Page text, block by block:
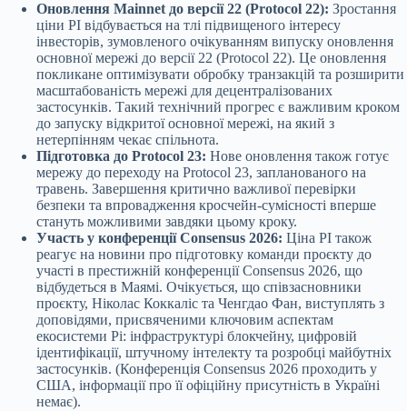
Оновлення Mainnet до версії 22 (Protocol 22): Зростання
ціни PI відбувається на тлі підвищеного інтересу
інвесторів, зумовленого очікуванням випуску оновлення
основної мережі до версії 22 (Protocol 22). Це оновлення
покликане оптимізувати обробку транзакцій та розширити
масштабованість мережі для децентралізованих
застосунків. Такий технічний прогрес є важливим кроком
до запуску відкритої основної мережі, на який з
нетерпінням чекає спільнота.
Підготовка до Protocol 23: Нове оновлення також готує
мережу до переходу на Protocol 23, запланованого на
травень. Завершення критично важливої перевірки
безпеки та впровадження кросчейн-сумісності вперше
стануть можливими завдяки цьому кроку.
Участь у конференції Consensus 2026: Ціна PI також
реагує на новини про підготовку команди проєкту до
участі в престижній конференції Consensus 2026, що
відбудеться в Маямі. Очікується, що співзасновники
проєкту, Ніколас Коккаліс та Ченгдао Фан, виступлять з
доповідями, присвяченими ключовим аспектам
екосистеми Pi: інфраструктурі блокчейну, цифровій
ідентифікації, штучному інтелекту та розробці майбутніх
застосунків. (Конференція Consensus 2026 проходить у
США, інформації про її офіційну присутність в Україні
немає).